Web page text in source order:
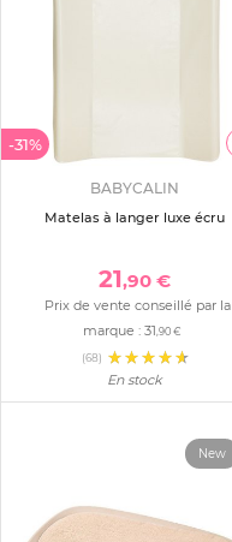
-31%
BABYCALIN
Matelas à langer luxe écru
21,90 €
Prix de vente conseillé par la
marque :31 ,90 €
(68)
En stock
New